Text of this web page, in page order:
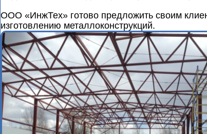
ООО «ИнжТех» готово предложить своим
изготовлению металлоконструкций.